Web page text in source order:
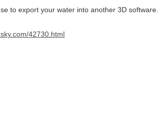
to export your water into another 3D software.
42730.html